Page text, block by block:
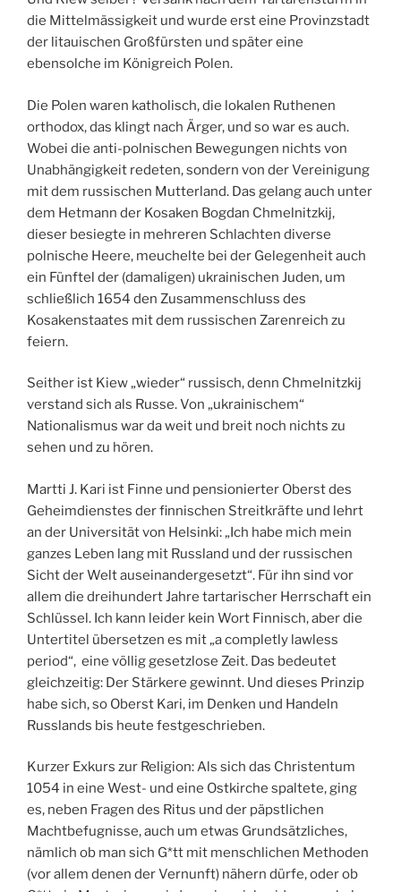
die Mittelmässigkeit und wurde erst eine Provinzstadt
der litauischen Großfürsten und später eine
ebensolche im Königreich Polen.
Die Polen waren katholisch, die lokalen Ruthenen
orthodox, das klingt nach Ärger, und so war es auch.
Wobei die anti-polnischen Bewegungen nichts von
Unabhängigkeit redeten, sondern von der Vereinigung
mit dem russischen Mutterland. Das gelang auch unter
dem Hetmann der Kosaken Bogdan Chmelnitzkij,
dieser besiegte in mehreren Schlachten diverse
polnische Heere, meuchelte bei der Gelegenheit auch
ein Fünftel der (damaligen) ukrainischen Juden, um
schließlich 1654 den Zusammenschluss des
Kosakenstaates mit dem russischen Zarenreich zu
feiern.
Seither ist Kiew „wieder“ russisch, denn Chmelnitzkij
verstand sich als Russe. Von „ukrainischem“
Nationalismus war da weit und breit noch nichts zu
sehen und zu hören.
Martti J. Kari ist Finne und pensionierter Oberst des
Geheimdienstes der finnischen Streitkräfte und lehrt
an der Universität von Helsinki: „Ich habe mich mein
ganzes Leben lang mit Russland und der russischen
Sicht der Welt auseinandergesetzt“. Für ihn sind vor
allem die dreihundert Jahre tartarischer Herrschaft ein
Schlüssel. Ich kann leider kein Wort Finnisch, aber die
Untertitel übersetzen es mit „a completly lawless
period“, eine völlig gesetzlose Zeit. Das bedeutet
gleichzeitig: Der Stärkere gewinnt. Und dieses Prinzip
habe sich, so Oberst Kari, im Denken und Handeln
Russlands bis heute festgeschrieben.
Kurzer Exkurs zur Religion: Als sich das Christentum
1054 in eine West- und eine Ostkirche spaltete, ging
es, neben Fragen des Ritus und der päpstlichen
Machtbefugnisse, auch um etwas Grundsätzliches,
nämlich ob man sich G*tt mit menschlichen Methoden
(vor allem denen der Vernunft) nähern dürfe, oder ob